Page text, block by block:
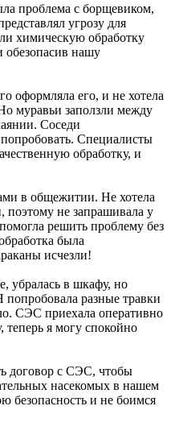
проблема с борщевиком,
угрозу для
химическую обработку
обезопасив нашу
оформляла его, и не хотела
муравьи заползли между
Соседи
Специалисты
обработку, и
в общежитии. Не хотела
поэтому не запрашивала у
решить проблему без
была
исчезли!
убралась в шкафу, но
разные травки
СЭС приехала оперативно
теперь я могу спокойно
договор с СЭС, чтобы
насекомых в нашем
безопасность и не боимся